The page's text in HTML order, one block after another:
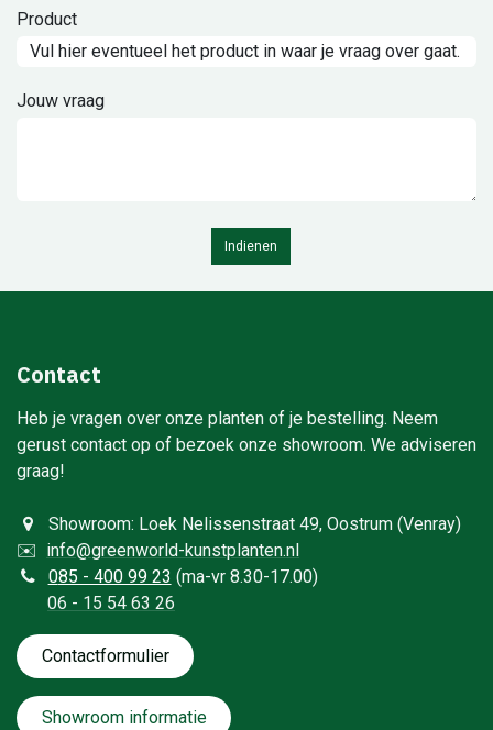
Product
Jouw vraag
Indienen
Contact
Heb je vragen over onze planten of je bestelling. Neem
gerust contact op of bezoek onze showroom. We adviseren
graag!
Showroom: Loek Nelissenstraat 49, Oostrum (Venray)
✉️ info@greenworld-kunstplanten.nl
085 - 400 99 23 (ma-vr 8.30-17.00)
06 - 15 54 63 26
Contactformulie​​​​​​​​r
Showroom informatie